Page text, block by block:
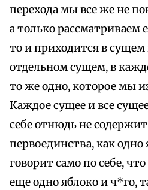
перехода мы все же не
а только рассматриваем
то и приходится в
отдельном сущем, в
то же одно, которое мы
Каждое сущее и все
себе отнюдь не
первоединства, как
говорит само по себе,
еще одно яблоко и ч*го,